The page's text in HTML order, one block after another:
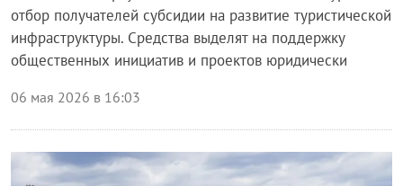
отбор получателей субсидии на развитие туристической
инфраструктуры. Средства выделят на поддержку
общественных инициатив и проектов юридически
06 мая 2026 в 16:03
Блог правительства